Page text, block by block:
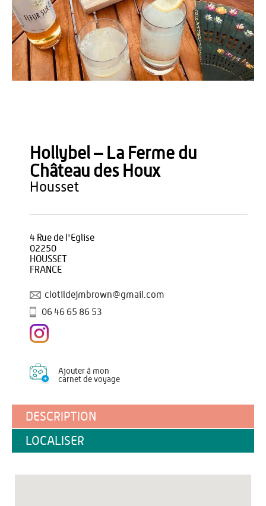
Hollybel – La Ferme du
Château des Houx
housset
4 Rue de l'Eglise
02250
HOUSSET
FRANCE
clotildejmbrown@gmail.com
06 46 65 86 53
Ajouter à mon
carnet de voyage
DESCRIPTION
LOCALISER